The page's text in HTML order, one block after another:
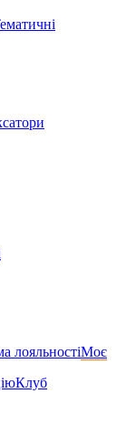
лояльностіМоє
Клуб